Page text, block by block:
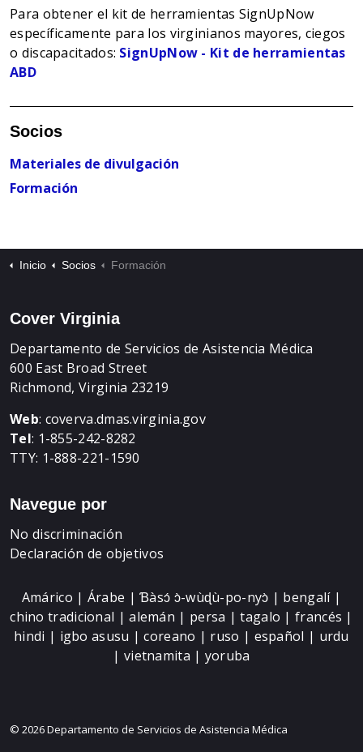
Para obtener el kit de herramientas SignUpNow
específicamente para los virginianos mayores, ciegos
o discapacitados: SignUpNow - Kit de herramientas
ABD
Socios
Materiales de divulgación
Formación
Inicio Socios Formación
Cover Virginia
Departamento de Servicios de Asistencia Médica
600 East Broad Street
Richmond, Virginia 23219
Web: coverva.dmas.virginia.gov
Tel: 1-855-242-8282
TTY: 1-888-221-1590
Navegue por
No discriminación
Declaración de objetivos
Amárico | Árabe | Ɓàsɔ́ ɔ̀-wùɖù-po-nyɔ̀ | bengalí |
chino tradicional | alemán | persa | tagalo | francés |
hindi | igbo asusu | coreano | ruso | español | urdu
| vietnamita | yoruba
© 2026 Departamento de Servicios de Asistencia Médica